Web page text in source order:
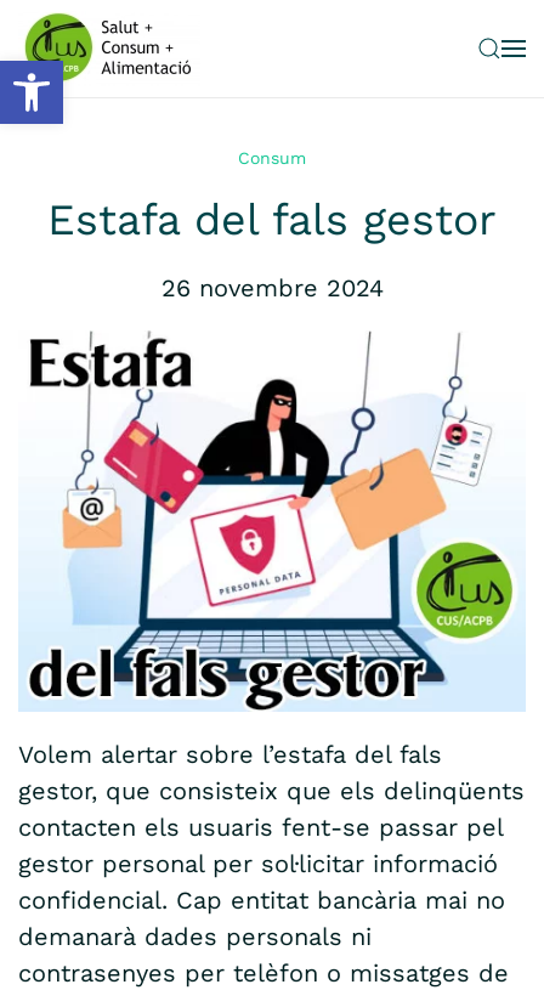
Obre la barra d'eines
Skip to main content
Consum
Estafa del fals gestor
26 novembre 2024
Volem alertar sobre l’estafa del fals
gestor, que consisteix que els delinqüents
contacten els usuaris fent-se passar pel
gestor personal per sol·licitar informació
confidencial. Cap entitat bancària mai no
demanarà dades personals ni
contrasenyes per telèfon o missatges de